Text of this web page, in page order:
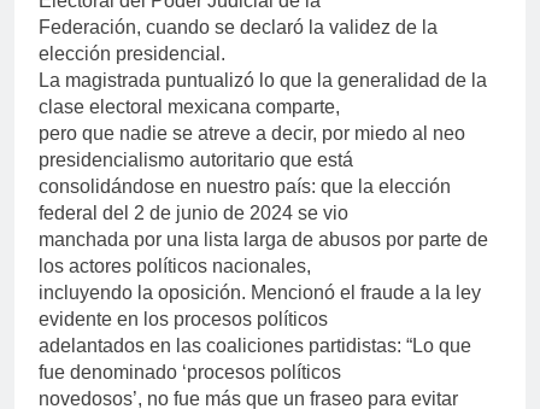
Federación, cuando se declaró la validez de la
elección presidencial.
La magistrada puntualizó lo que la generalidad de la
clase electoral mexicana comparte,
pero que nadie se atreve a decir, por miedo al neo
presidencialismo autoritario que está
consolidándose en nuestro país: que la elección
federal del 2 de junio de 2024 se vio
manchada por una lista larga de abusos por parte de
los actores políticos nacionales,
incluyendo la oposición. Mencionó el fraude a la ley
evidente en los procesos políticos
adelantados en las coaliciones partidistas: “Lo que
fue denominado ‘procesos políticos
novedosos’, no fue más que un fraseo para evitar